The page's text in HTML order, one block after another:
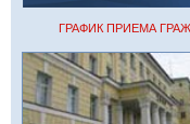
ГРАФИК ПРИЕМА